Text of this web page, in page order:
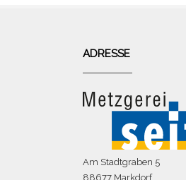
ADRESSE
Am Stadtgraben 5
88677 Markdorf